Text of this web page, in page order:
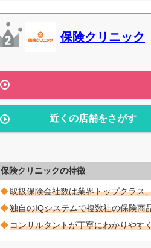
保険クリニック
近くの店舗をさがす
保険クリニックの特徴
取扱保険会社数は業界トップクラス
独自のIQシステムで複数社の保険商
コンサルタントが丁寧にわかりやす